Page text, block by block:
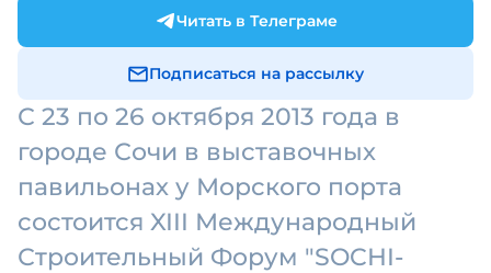
Читать в Телеграме
Подписаться на рассылку
С 23 по 26 октября 2013 года в
городе Сочи в выставочных
павильонах у Морского порта
состоится XIII Международный
Строительный Форум "SOCHI-